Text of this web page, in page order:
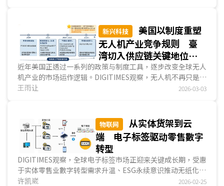
新兴科技
美国以制度重塑
无人机产业竞争规则 臺
湾切入供应链关键地位机
会浮现
近年美国正透过一系列的政策与制度工具，逐步改变全球无人
机产业的市场运作逻辑。DIGITIMES观察，无人机不再只是单
纯的产品或技术竞争，而是被纳入供应链安全与关键科技治理
布局亦开始调整，臺湾具备零组件与关键次系统制造能力，也
成为切入国际供应链的重要契机。...
王雨让 2026-03-03
物联网
从实体货架到云
端 电子标签驱动零售數字
转型
DIGITIMES观察，全球电子标签市场正迎来关键成长期，受惠
于实体零售业數字转型需求升温、ESG永续意识推动无纸化进
程，以及国际零售巨头大规模采购所带动的示范效应，电子标
许凯崴 2026-02-25